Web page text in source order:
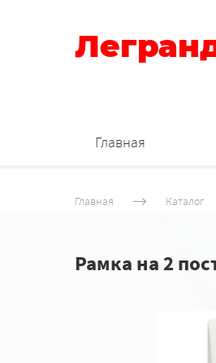
Главная
Главная Каталог
Рамка на 2